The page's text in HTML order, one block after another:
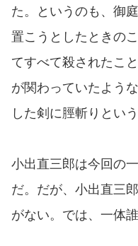
た。というのも、御
置こうとしたときの
てすべて殺されたこ
が関わっていたよう
した剣に脛斬りとい
小出直三郎は今回の
だ。だが、小出直三
がない。では、一体